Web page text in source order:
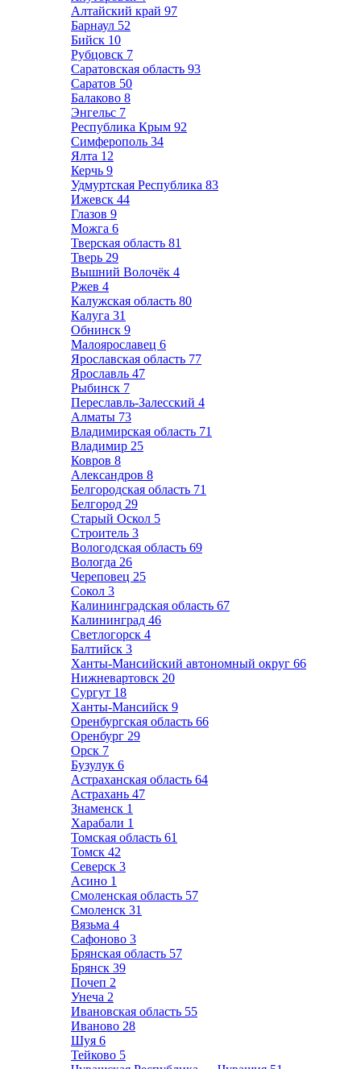
Алтайский край 97
Барнаул 52
Бийск 10
Рубцовск 7
Саратовская область 93
Саратов 50
Балаково 8
Энгельс 7
Республика Крым 92
Симферополь 34
Ялта 12
Керчь 9
Удмуртская Республика 83
Ижевск 44
Глазов 9
Можга 6
Тверская область 81
Тверь 29
Вышний Волочёк 4
Ржев 4
Калужская область 80
Калуга 31
Обнинск 9
Малоярославец 6
Ярославская область 77
Ярославль 47
Рыбинск 7
Переславль-Залесский 4
Алматы 73
Владимирская область 71
Владимир 25
Ковров 8
Александров 8
Белгородская область 71
Белгород 29
Старый Оскол 5
Строитель 3
Вологодская область 69
Вологда 26
Череповец 25
Сокол 3
Калининградская область 67
Калининград 46
Светлогорск 4
Балтийск 3
Ханты-Мансийский автономный округ 66
Нижневартовск 20
Сургут 18
Ханты-Мансийск 9
Оренбургская область 66
Оренбург 29
Орск 7
Бузулук 6
Астраханская область 64
Астрахань 47
Знаменск 1
Харабали 1
Томская область 61
Томск 42
Северск 3
Асино 1
Смоленская область 57
Смоленск 31
Вязьма 4
Сафоново 3
Брянская область 57
Брянск 39
Почеп 2
Унеча 2
Ивановская область 55
Иваново 28
Шуя 6
Тейково 5